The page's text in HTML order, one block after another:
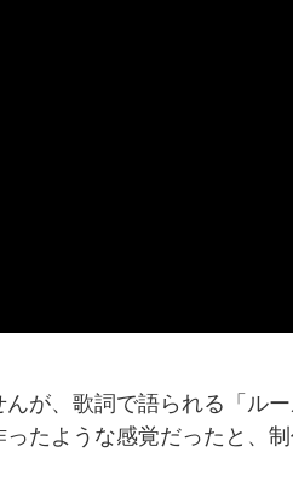
が、歌詞で語られる「ル
たような感覚だったと、